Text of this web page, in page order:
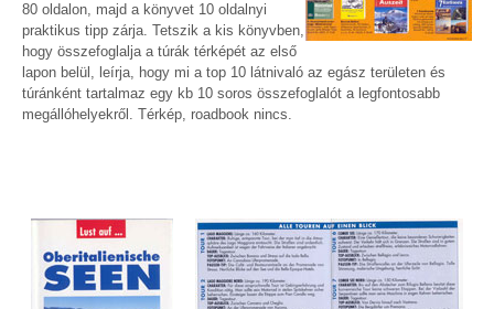
80 oldalon, majd a könyvet 10 oldalnyi
praktikus tipp zárja. Tetszik a kis könyvben,
hogy összefoglalja a túrák térképét az első
lapon belül, leírja, hogy mi a top 10 látnivaló az egász területen és
túránként tartalmaz egy kb 10 soros összefoglalót a legfontosabb
megállóhelyekről. Térkép, roadbook nincs.